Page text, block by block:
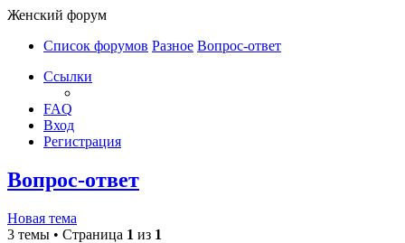
Женский форум
Список форумов Разное Вопрос-ответ
Ссылки
FAQ
Вход
Регистрация
Вопрос-ответ
Новая тема
3 темы • Страница 1 из 1